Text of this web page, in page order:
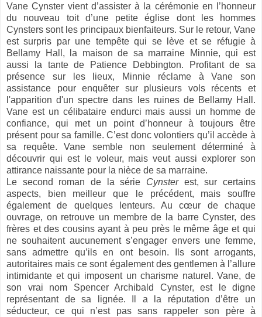
Vane Cynster vient d’assister à la cérémonie en l’honneur
du nouveau toit d’une petite église dont les hommes
Cynsters sont les principaux bienfaiteurs. Sur le retour, Vane
est surpris par une tempête qui se lève et se réfugie à
Bellamy Hall, la maison de sa marraine Minnie, qui est
aussi la tante de Patience Debbington. Profitant de sa
présence sur les lieux, Minnie réclame à Vane son
assistance pour enquêter sur plusieurs vols récents et
l'apparition d'un spectre dans les ruines de Bellamy Hall.
Vane est un célibataire endurci mais aussi un homme de
confiance, qui met un point d’honneur à toujours être
présent pour sa famille. C’est donc volontiers qu’il accède à
sa requête. Vane semble non seulement déterminé à
découvrir qui est le voleur, mais veut aussi explorer son
attirance naissante pour la nièce de sa marraine.
Le second roman de la série Cynsterest, sur certains
aspects, bien meilleur que le précédent, mais souffre
également de quelques lenteurs. Au cœur de chaque
ouvrage, on retrouve un membre de la barre Cynster, des
frères et des cousins ayant à peu près le même âge et qui
ne souhaitent aucunement s’engager envers une femme,
sans admettre qu’ils en ont besoin. Ils sont arrogants,
autoritaires mais ce sont également des gentlemen à l’allure
intimidante et qui imposent un charisme naturel. Vane, de
son vrai nom Spencer Archibald Cynster, est le digne
représentant de sa lignée. Il a la réputation d’être un
séducteur, ce qui n’est pas sans rappeler son père à